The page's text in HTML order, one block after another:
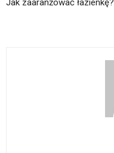
Jak zaaranżować łazienkę?